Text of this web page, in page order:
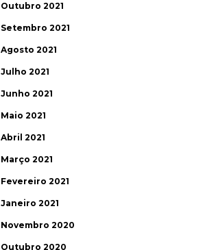
Outubro 2021
Setembro 2021
Agosto 2021
Julho 2021
Junho 2021
Maio 2021
Abril 2021
Março 2021
Fevereiro 2021
Janeiro 2021
Novembro 2020
Outubro 2020